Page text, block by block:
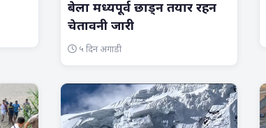
बेला मध्यपूर्व छाड्न तयार रहन
चेतावनी जारी
५ दिन अगाडी